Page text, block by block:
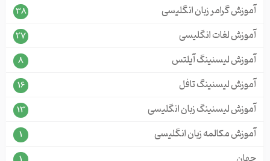
آموزش گرامر زبان انگلیسی 38
آموزش لغات انگلیسی 27
آموزش لیسنینگ آیلتس 8
آموزش لیسنینگ تافل 16
آموزش لیسنینگ زبان انگلیسی 13
آموزش مکالمه زبان انگلیسی 1